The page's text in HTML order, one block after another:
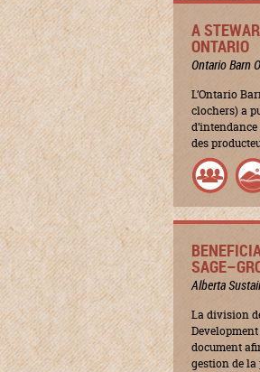
A
ONTARIO
Ontario Barn
L’Ontario
clochers) a
des
Alberta
La division
document
gestion de la